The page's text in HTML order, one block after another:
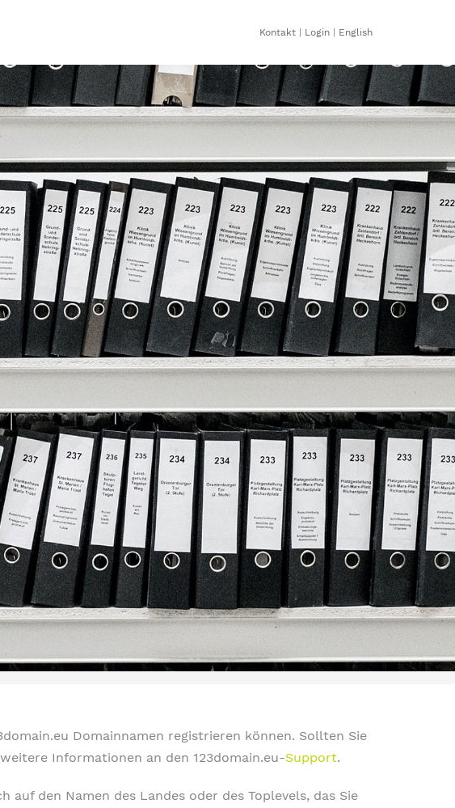
Kontakt Login English
Domainnamen registrieren können. Sollten Sie
Informationen an den 123domain.eu-Support.
den Namen des Landes oder des Toplevels, das Sie